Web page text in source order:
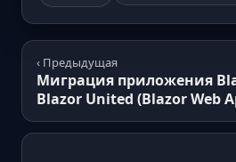
‹ Предыдущая
Миграция приложения
Blazor United (Blazor Web